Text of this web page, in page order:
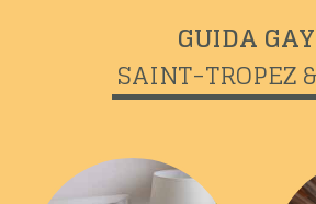
GUIDA GAY
SAINT-TROPEZ